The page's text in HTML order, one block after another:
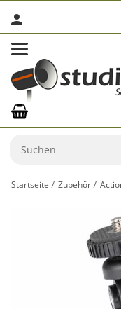
Startseite Zubehör